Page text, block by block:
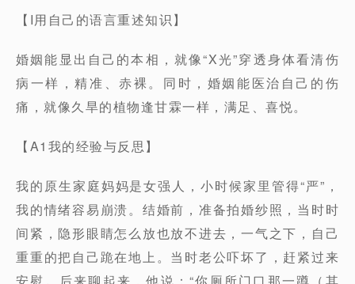
【I用自己的语言重述知识】
婚姻能显出自己的本相，就像“X光”穿透身体看清伤
病一样，精准、赤裸。同时，婚姻能医治自己的伤
痛，就像久旱的植物逢甘霖一样，满足、喜悦。
【A1我的经验与反思】
我的原生家庭妈妈是女强人，小时候家里管得“严”，
我的情绪容易崩溃。结婚前，准备拍婚纱照，当时时
间紧，隐形眼睛怎么放也放不进去，一气之下，自己
重重的把自己跪在地上。当时老公吓坏了，赶紧过来